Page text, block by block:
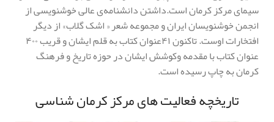
سیمای مرکز کرمان است.داشتن دانشنامه‌ی عالی خوشنویسی از
انجمن خوشنویسان ایران و مجموعه شعر « اشک گلاب» از دیگر
افتخارات اوست. تاکنون ۴۱عنوان کتاب به قلم ایشان و قریب ۴۰۰
عنوان کتاب با مقدمه وکوشش ایشان در حوزه تاریخ و فرهنگ
کرمان به چاپ رسیده است.
تاریخچه فعالیت های مرکز کرمان شناسی